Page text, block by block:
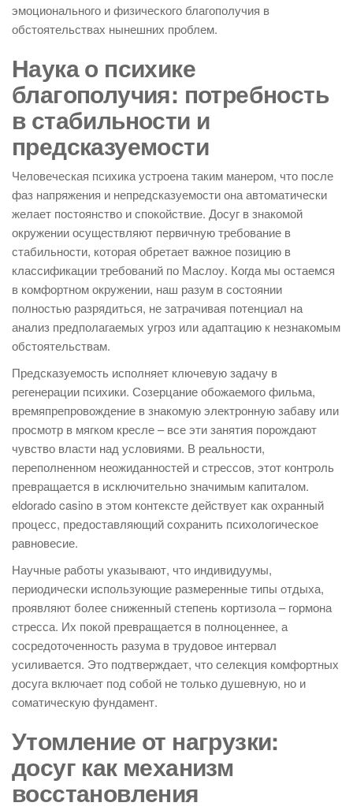
эмоционального и физического благополучия в
обстоятельствах нынешних проблем.
Наука о психике
благополучия: потребность
в стабильности и
предсказуемости
Человеческая психика устроена таким манером, что после
фаз напряжения и непредсказуемости она автоматически
желает постоянство и спокойствие. Досуг в знакомой
окружении осуществляют первичную требование в
стабильности, которая обретает важное позицию в
классификации требований по Маслоу. Когда мы остаемся
в комфортном окружении, наш разум в состоянии
полностью разрядиться, не затрачивая потенциал на
анализ предполагаемых угроз или адаптацию к незнакомым
обстоятельствам.
Предсказуемость исполняет ключевую задачу в
регенерации психики. Созерцание обожаемого фильма,
времяпрепровождение в знакомую электронную забаву или
просмотр в мягком кресле – все эти занятия порождают
чувство власти над условиями. В реальности,
переполненном неожиданностей и стрессов, этот контроль
превращается в исключительно значимым капиталом.
eldorado casino в этом контексте действует как охранный
процесс, предоставляющий сохранить психологическое
равновесие.
Научные работы указывают, что индивидуумы,
периодически использующие размеренные типы отдыха,
проявляют более сниженный степень кортизола – гормона
стресса. Их покой превращается в полноценнее, а
сосредоточенность разума в трудовое интервал
усиливается. Это подтверждает, что селекция комфортных
досуга включает под собой не только душевную, но и
соматическую фундамент.
Утомление от нагрузки:
досуг как механизм
восстановления